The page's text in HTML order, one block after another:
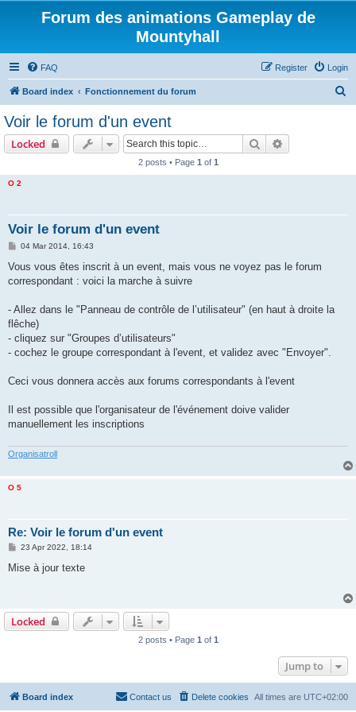
Forum des animations Gameplay de
Mountyhall
FAQ Login
Register
Board index Fonctionnement du forum
Voir le forum d'un event
Locked Search
2 posts • Page 1 of 1
O 2
Voir le forum d'un event
P
s
04 Mar 2014, 16:43
Vous vous êtes inscrit à un event, mais vous ne voyez pas le forum
correspondant : voici la marche à suivre
- Allez dans le "Panneau de contrôle de l’utilisateur" (en haut à droite la
flêche)
- cliquez sur "Groupes d’utilisateurs"
- cochez le groupe correspondant à l'event, et validez avec "Envoyer".
Ceci vous donnera accès aux forums correspondants à l'event
Il est possible que l'organisateur de l'événement doive valider
manuellement les inscriptions
Organisatroll
O 5
Re: Voir le forum d'un event
P
s
23 Apr 2022, 18:14
Mise à jour texte
Locked
2 posts • Page 1 of 1
Jump to
Board index All times are UTC+02:00
Delete cookies
Contact us